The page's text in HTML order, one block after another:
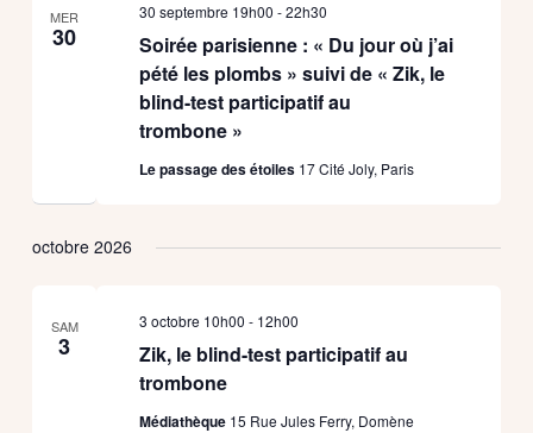
MER
30
Soirée parisienne : « Du jour où j’ai
pété les plombs » suivi de « Zik, le
blind-test participatif au
trombone »
30 septembre 19h00 -22h30
Le passage des étoiles 17 Cité Joly, Paris
octobre 2026
SAM
3
Zik, le blind-test participatif au
trombone
3 octobre 10h00 - 12h00
Médiathèque 15 Rue Jules Ferry, Domène